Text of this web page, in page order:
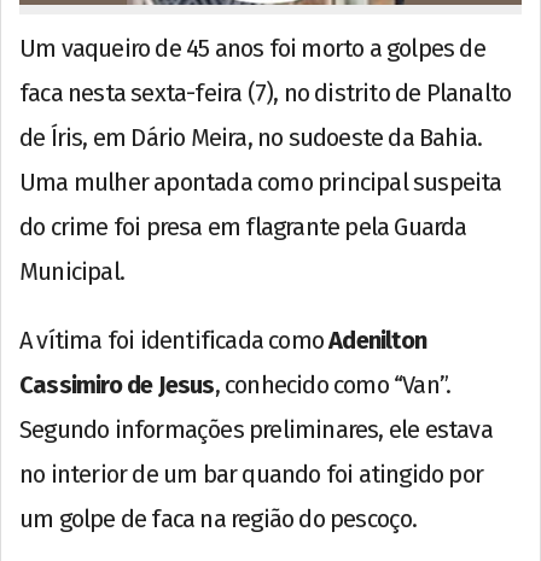
Um vaqueiro de 45 anos foi morto a golpes de
faca nesta sexta-feira (7), no distrito de Planalto
de Íris, em Dário Meira, no sudoeste da Bahia.
Uma mulher apontada como principal suspeita
do crime foi presa em flagrante pela Guarda
Municipal.
A vítima foi identificada comoAdenilton
Cassimiro de Jesus, conhecido como “Van”.
Segundo informações preliminares, ele estava
no interior de um bar quando foi atingido por
um golpe de faca na região do pescoço.